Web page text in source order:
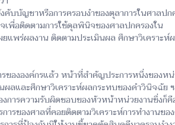
บบัญชาหรือการครอบงำของตุลาการในศาลปก
เพื่อติดตามการใช้ดุลพินิจของศาลปกครองใน
แพร่ผลงาน ติดตามประเมินผล ศึกษาวิเคราะห์
ขององค์กรแล้ว หน้าที่สำคัญประการหนึ่งของห
ลและศึกษาวิเคราะห์ผลกระทบของคำวินิจฉัย
การความรับผิดชอบของหัวหน้าหน่วยงานซึ่งก็คื
รของศาลที่คอยติดตามวิเคราะห์การทำงานขอ